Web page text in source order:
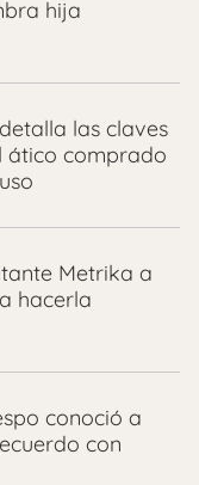
hija
las claves
ático comprado
Metrika a
hacerla
conoció a
con